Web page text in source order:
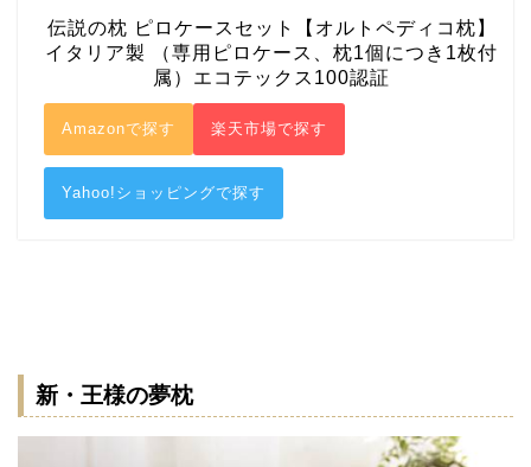
伝説の枕 ピロケースセット【オルトペディコ枕】
イタリア製 （専用ピロケース、枕1個につき1枚付
属）エコテックス100認証
Amazonで探す 楽天市場で探す
Yahoo!ショッピングで探す
新・王様の夢枕